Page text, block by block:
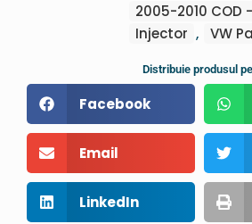
2005-2010 COD
Injector , VW
Distribuie produsul
Facebook
Email
LinkedIn